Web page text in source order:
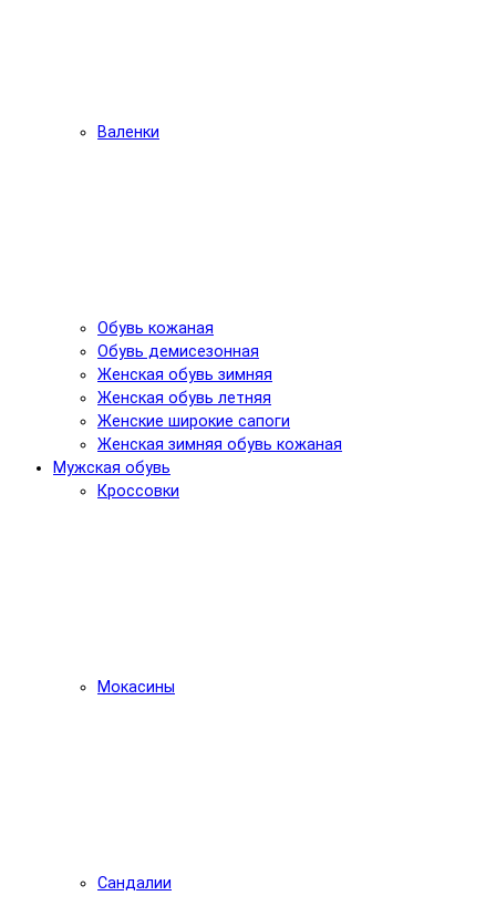
Валенки
Обувь кожаная
Обувь демисезонная
Женская обувь зимняя
Женская обувь летняя
Женские широкие сапоги
Женская зимняя обувь кожаная
Мужская обувь
Кроссовки
Мокасины
Сандалии